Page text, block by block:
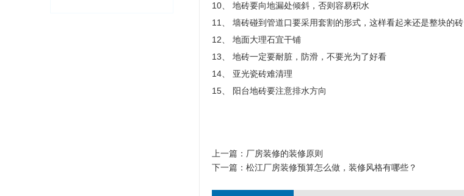
10、 地砖要向地漏处倾斜，否则容易积水
11、 墙砖碰到管道口要采用套割的形式，这样看起来还是整块的砖
12、 地面大理石宜干铺
13、 地砖一定要耐脏，防滑，不要光为了好看
14、 亚光瓷砖难清理
15、 阳台地砖要注意排水方向
上一篇： 厂房装修的装修原则
下一篇： 松江厂房装修预算怎么做，装修风格有哪些？